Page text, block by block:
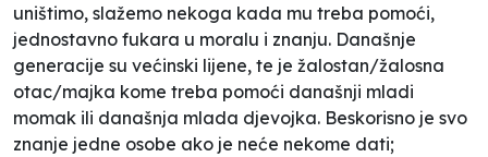
uništimo, slažemo nekoga kada mu treba pomoći,
jednostavno fukara u moralu i znanju. Današnje
generacije su većinski lijene, te je žalostan/žalosna
otac/majka kome treba pomoći današnji mladi
momak ili današnja mlada djevojka. Beskorisno je svo
znanje jedne osobe ako je neće nekome dati;